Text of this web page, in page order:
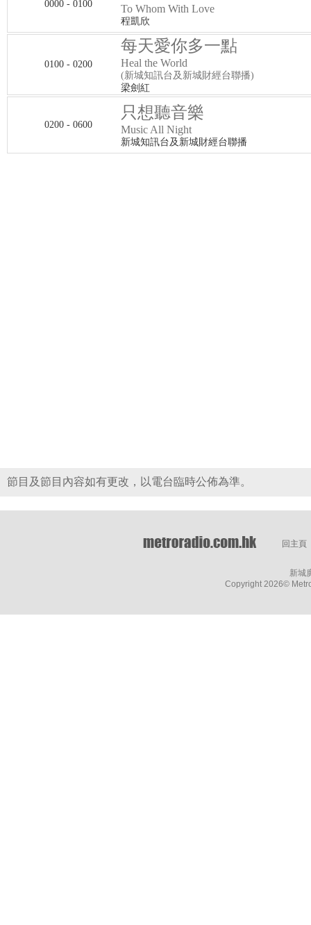
0000 - 0100 To Whom With Love
程凱欣
0100 - 0200
每天愛你多一點
Heal the World
(新城知訊台及新城財經台聯播)
梁劍紅
0200 - 0600
只想聽音樂
Music All Night
新城知訊台及新城財經台聯播
節目及節目內容如有更改，以電台臨時公佈為準。
回主頁
新城
Copyright 2026©